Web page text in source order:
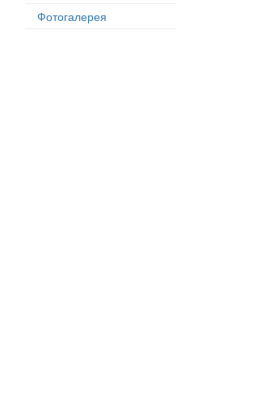
Фотогалерея